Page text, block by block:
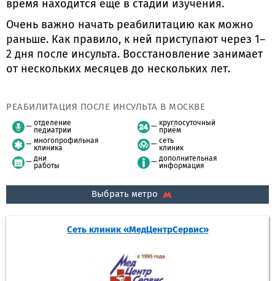
время находится еще в стадии изучения.
Очень важно начать реабилитацию как можно
раньше. Как правило, к ней приступают через 1–
2 дня после инсульта. Восстановление занимает
от нескольких месяцев до нескольких лет.
РЕАБИЛИТАЦИЯ ПОСЛЕ ИНСУЛЬТА В МОСКВЕ
отделение
педиатрии
многопрофильная
клиника
дни
работы
круглосуточный
приём
сеть
клиник
дополнительная
информация
Выбрать метро
Сеть клиник «МедЦентрСервис»